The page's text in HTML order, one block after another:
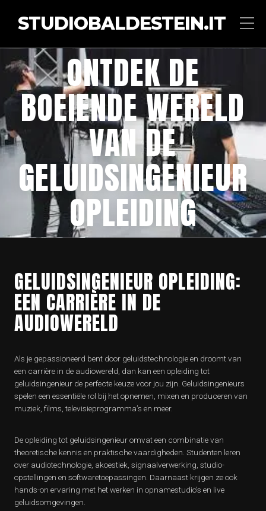
STUDIOBALDESTEIN.IT
ONTDEK DE
BOEIENDE WERELD
VAN DE
GELUIDSINGENIEUR
OPLEIDING
GELUIDSINGENIEUR OPLEIDING:
EEN CARRIÈRE IN DE
AUDIOWERELD
Als je gepassioneerd bent door geluidstechnologie en droomt van
een carrière in de audiowereld, dan kan een opleiding tot
geluidsingenieur de perfecte keuze voor jou zijn. Geluidsingenieurs
spelen een essentiële rol bij het opnemen, mixen en produceren van
muziek, films, televisieprogramma’s en meer.
De opleiding tot geluidsingenieur omvat een combinatie van
theoretische kennis en praktische vaardigheden. Studenten leren
over audiotechnologie, akoestiek, signaalverwerking, studio-
opstellingen en softwaretoepassingen. Daarnaast krijgen ze ook
hands-on ervaring met het werken in opnamestudio’s en live
geluidsomgevingen.